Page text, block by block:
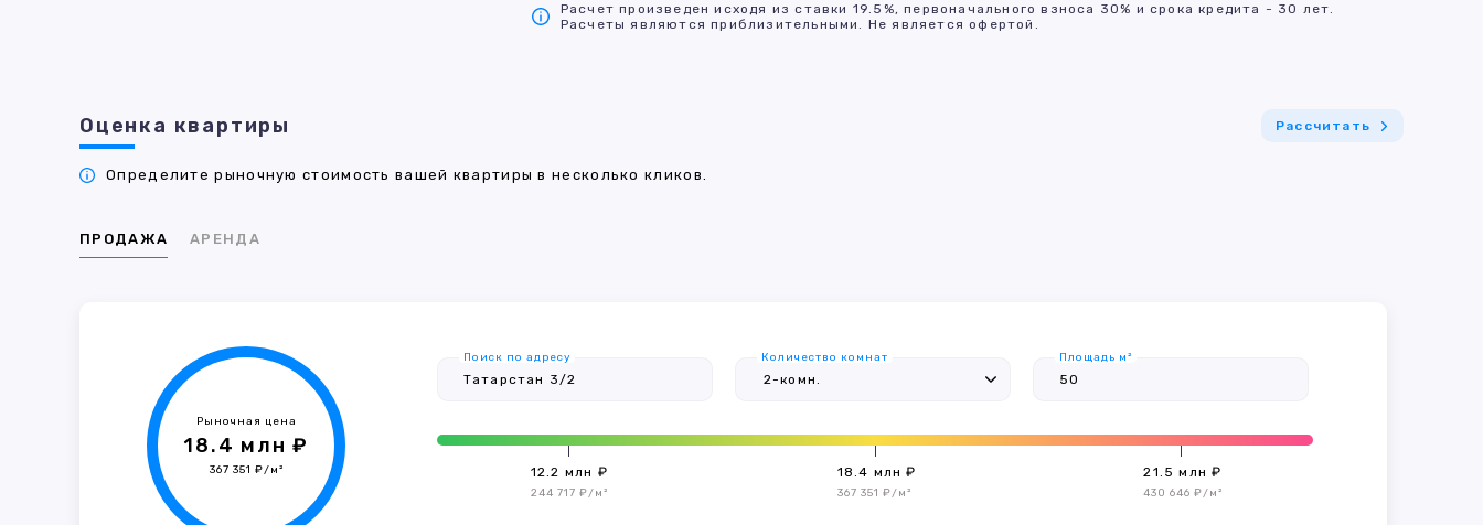
Расчет произведен исходя из ставки 19.5%, первоначального взноса 30% и срока кредита - 30 лет.
Расчеты являются приблизительными. Не является офертой.
Оценка квартиры Рассчитать
Определите рыночную стоимость вашей квартиры в несколько кликов.
ПРОДАЖА АРЕНДА
Рыночная цена
18.4 млн ₽
367 351 ₽/м²
Поиск по адресу Количество комнат Площадь м²
12.2 млн ₽
244 717 ₽/м²
18.4 млн ₽
367 351 ₽/м²
21.5 млн ₽
430 646 ₽/м²